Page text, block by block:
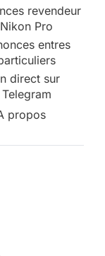
revendeur
Nikon Pro
entres
direct sur
Telegram
propos